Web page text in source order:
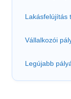
Lakásfelújítás
Vállalkozói
Legújabb